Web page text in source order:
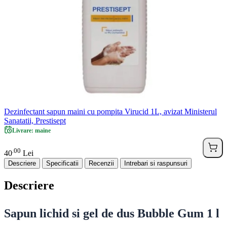
Dezinfectant sapun maini cu pompita Virucid 1L, avizat Ministerul
Sanatatii, Prestisept
Livrare: maine
40 00 Lei
Descriere Specificatii Recenzii Intrebari si raspunsuri
Descriere
Sapun lichid si gel de dus Bubble Gum 1 l